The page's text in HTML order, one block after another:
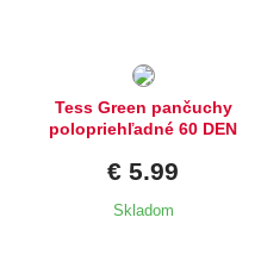
Tess Green pančuchy
polopriehľadné 60 DEN
€ 5.99
Skladom